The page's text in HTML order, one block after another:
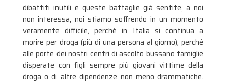
dibattiti inutili e queste battaglie già sentite, a noi
non interessa, noi stiamo soffrendo in un momento
veramente difficile, perché in Italia si continua a
morire per droga (più di una persona al giorno), perché
alle porte dei nostri centri di ascolto bussano famiglie
disperate con figli sempre più giovani vittime della
droga o di altre dipendenze non meno drammatiche.